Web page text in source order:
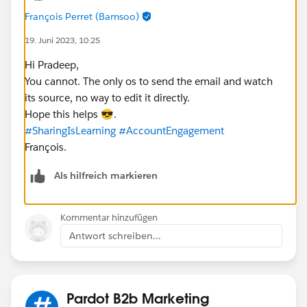
François Perret (Bamsoo)
19. Juni 2023, 10:25
Hi Pradeep,
You cannot. The only os to send the email and watch
its source, no way to edit it directly.
Hope this helps 😎.
#SharingIsLearning #AccountEngagement
François.
Als hilfreich markieren
Kommentar hinzufügen
Antwort schreiben...
Pardot B2b Marketing